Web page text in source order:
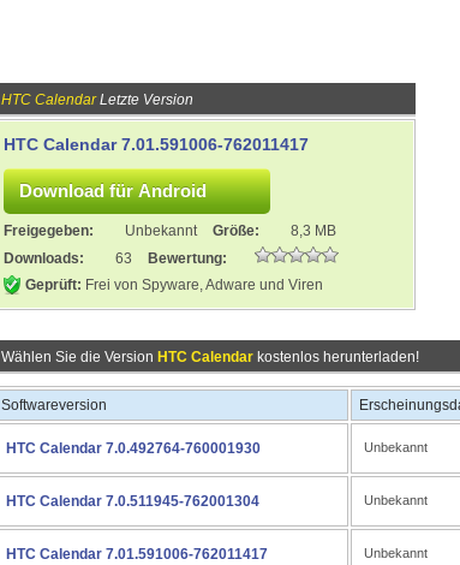
HTC CalendarLetzte Version
HTC Calendar 7.01.591006-762011417
Freigegeben: Unbekannt Größe:
8,3 MB
Downloads:
63
Bewertung:
Geprüft: Frei von Spyware, Adware und Viren
Wählen Sie die Version HTC Calendar kostenlos herunterladen!
Softwareversion
HTC Calendar 7.0.492764-760001930 Unbekannt
HTC Calendar 7.0.511945-762001304 Unbekannt
HTC Calendar 7.01.591006-762011417 Unbekannt